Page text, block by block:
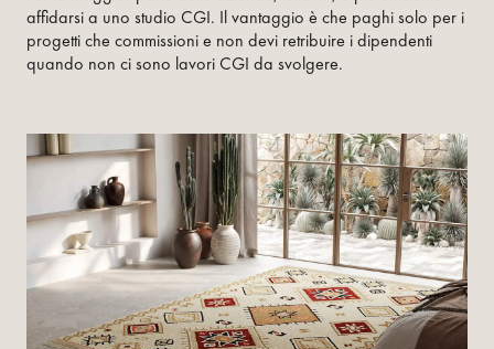
affidarsi a uno studio CGI. Il vantaggio è che paghi solo per i
progetti che commissioni e non devi retribuire i dipendenti
quando non ci sono lavori CGI da svolgere.